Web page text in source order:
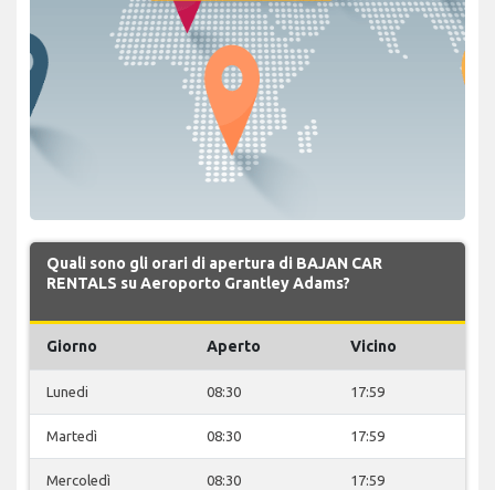
Quali sono gli orari di apertura di BAJAN CAR
RENTALS su Aeroporto Grantley Adams?
Giorno Aperto Vicino
Lunedi 08:30 17:59
Martedì 08:30 17:59
Mercoledì 08:30 17:59